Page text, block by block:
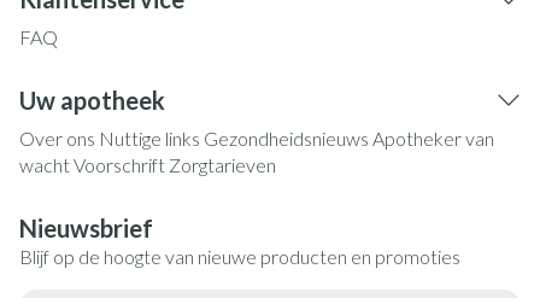
FAQ
Uw apotheek
Over ons Nuttige links Gezondheidsnieuws Apotheker van
wachtVoorschrift Zorgtarieven
Nieuwsbrief
Blijf op de hoogte van nieuwe producten en promoties